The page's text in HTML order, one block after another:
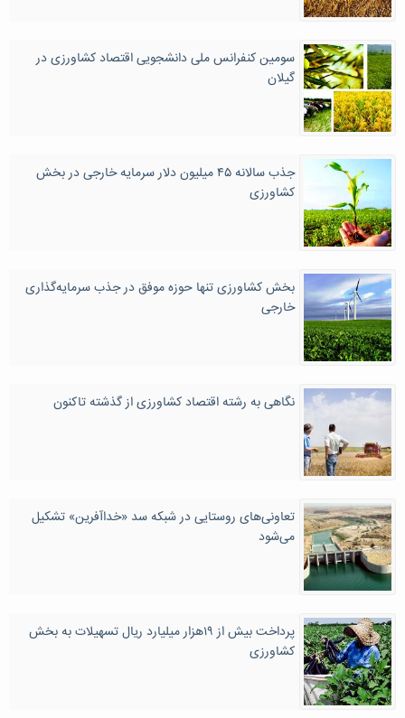
سومین کنفرانس ملی دانشجویی اقتصاد کشاورزی در
گیلان
جذب سالانه ۴۵ میلیون دلار سرمایه خارجی در بخش
کشاورزی
بخش کشاورزی تنها حوزه موفق در جذب سرمایه‌گذاری
خارجی
نگاهی به رشته اقتصاد کشاورزی از گذشته تاکنون
تعاونی‌های روستایی در شبکه سد «خداآفرین» تشکیل
می‌شود
پرداخت بیش از ۱۹هزار میلیارد ریال تسهیلات به بخش
کشاورزی